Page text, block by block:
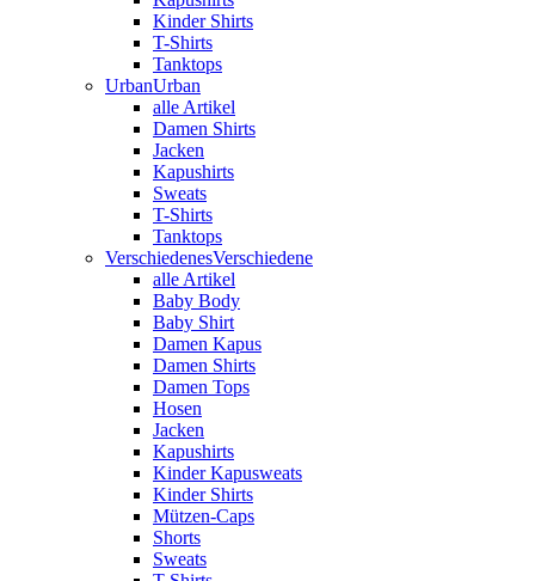
Kinder Shirts
T-Shirts
Tanktops
UrbanUrban
alle Artikel
Damen Shirts
Jacken
Kapushirts
Sweats
T-Shirts
Tanktops
VerschiedenesVerschiedene
alle Artikel
Baby Body
Baby Shirt
Damen Kapus
Damen Shirts
Damen Tops
Hosen
Jacken
Kapushirts
Kinder Kapusweats
Kinder Shirts
Mützen-Caps
Shorts
Sweats